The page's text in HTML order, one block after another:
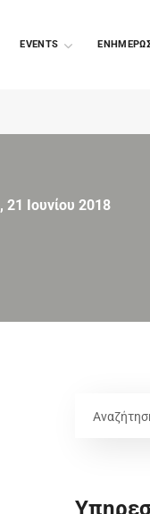
EVENTS
21 Ιουνίου 2018